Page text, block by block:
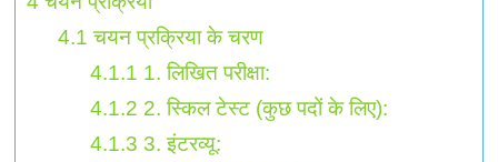
4.1 चयन प्रक्रिया के चरण
4.1.1 1. लिखित परीक्षा:
4.1.2 2. स्किल टेस्ट (कुछ पदों के लिए):
4.1.3 3. इंटरव्यू: